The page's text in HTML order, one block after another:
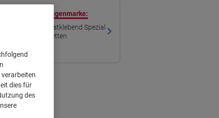
mit unserer Eigenmarke:
61274 Selbstklebend Spezial
Blatt à 2 Etiketten
dies für
des